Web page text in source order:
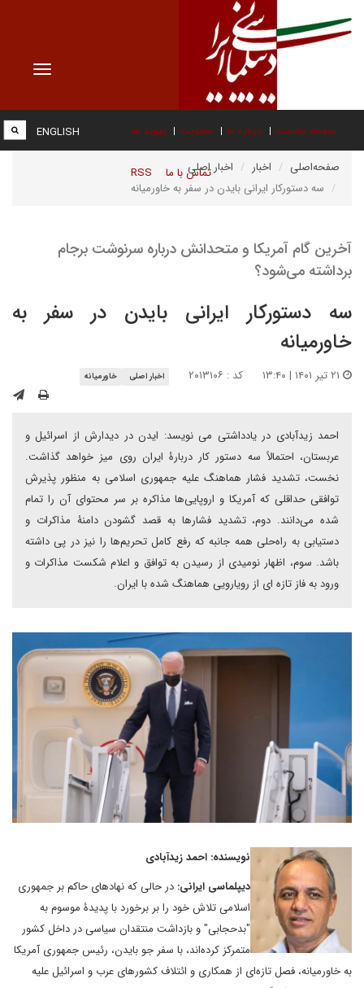
Toggle
صفحه نخست درباره ما عضویت پیوند ها
تماس با ما RSS
ENGLISH
صفحه‌اصلی اخبار
اخبار اصلی
سه دستورکار ایرانی بایدن در سفر به خاورمیانه
آخرین گام آمریکا و متحدانش درباره سرنوشت برجام
برداشته می‌شود؟
سه دستورکار ایرانی بایدن در سفر به
خاورمیانه
کد : ۲۰۱۳۱۰۶ اخبار اصلی خاورمیانه
احمد زیدآبادی در یادداشتی می نویسد: ایدن در دیدارش از اسرائیل و
عربستان، احتمالاً سه دستور کار دربارۀ ایران روی میز خواهد گذاشت.
نخست، تشدید فشار هماهنگ علیه جمهوری اسلامی به منظور پذیرش
توافقی حداقلی که آمریکا و اروپایی‌ها مذاکره بر سر محتوای آن را تمام
شده می‌دانند. دوم، تشدید فشارها به قصد گشودن دامنۀ مذاکرات و
دستیابی به راه‌حلی همه جانبه که رفع کامل تحریم‌ها را نیز در پی داشته
باشد. سوم، اظهار نومیدی از رسیدن به توافق و اعلام شکست مذاکرات و
ورود به فاز تازه ای از رویارویی هماهنگ شده با ایران.
نویسنده: احمد زیدآبادی
دیپلماسی ایرانی: در حالی که نهادهای حاکم بر جمهوری
اسلامی تلاش خود را بر برخورد با پدیدۀ موسوم به
"بدحجابی" و بازداشت منتقدان سیاسی در داخل کشور
متمرکز کرده‌اند، با سفر جو بایدن، رئیس جمهوری آمریکا
به خاورمیانه، فصل تازه‌ای از همکاری و ائتلاف کشورهای عرب و اسرائیل علیه